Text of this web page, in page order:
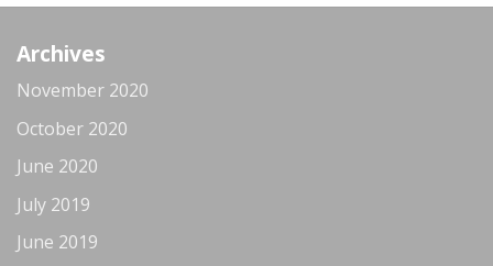
Archives
November 2020
October 2020
June 2020
July 2019
June 2019